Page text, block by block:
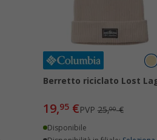
Berretto riciclato Lost
19,95€PVP25,00€
Disponibile